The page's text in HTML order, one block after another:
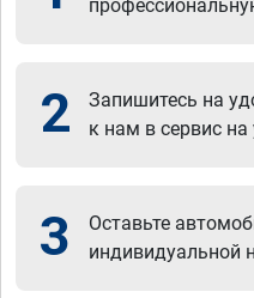
2
Запишитесь на
к нам в сервис
3
Оставьте
индивидуальной